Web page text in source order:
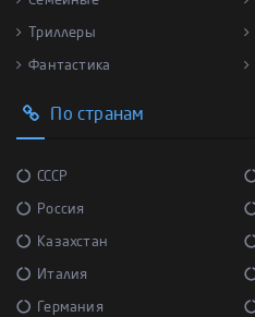
Триллеры
Фантастика
По странам
СССР
Россия
Казахстан
Италия
Германия